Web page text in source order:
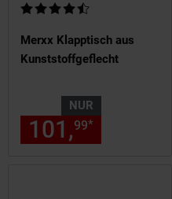
Merxx Klapptisch aus
Kunststoffgeflecht
Kundenbewertung: 4,33 von
NUR
101,99*